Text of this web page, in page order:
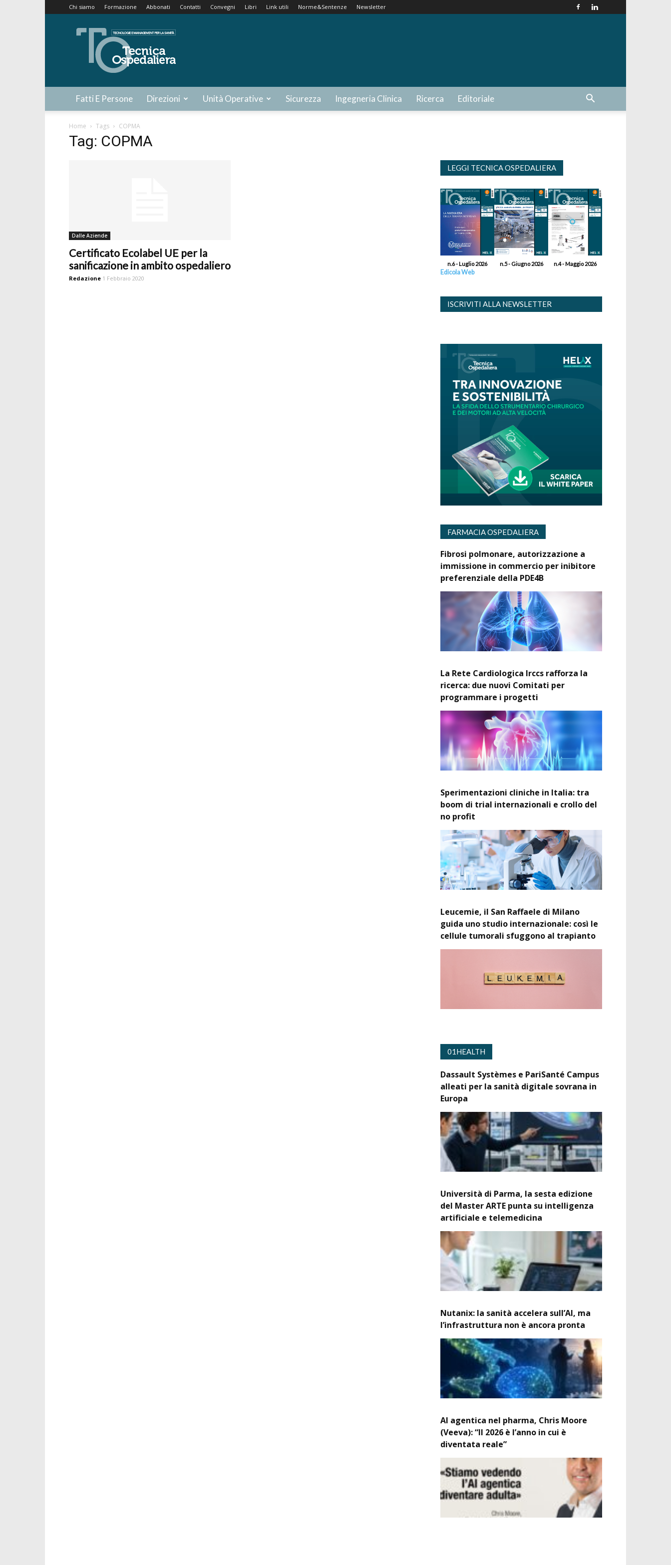
Chi siamo Formazione Abbonati Contatti Convegni Libri Link utili Norme&Sentenze Newsletter
Tecnica
Ospedaliera
Fatti E Persone Direzioni Unità Operative Sicurezza Ingegneria Clinica Ricerca Editoriale
Home Tags COPMA
Tag: COPMA
Dalle Aziende
Certificato Ecolabel UE per la
sanificazione in ambito ospedaliero
Redazione 1 Febbraio 2020
LEGGI TECNICA OSPEDALIERA
n.6 - Luglio 2026 n.5 - Giugno 2026 n.4 - Maggio 2026
Edicola Web
ISCRIVITI ALLA NEWSLETTER
FARMACIA OSPEDALIERA
Fibrosi polmonare, autorizzazione a
immissione in commercio per inibitore
preferenziale della PDE4B
La Rete Cardiologica Irccs rafforza la
ricerca: due nuovi Comitati per
programmare i progetti
Sperimentazioni cliniche in Italia: tra
boom di trial internazionali e crollo del
no profit
Leucemie, il San Raffaele di Milano
guida uno studio internazionale: così le
cellule tumorali sfuggono al trapianto
01HEALTH
Dassault Systèmes e PariSanté Campus
alleati per la sanità digitale sovrana in
Europa
Università di Parma, la sesta edizione
del Master ARTE punta su intelligenza
artificiale e telemedicina
Nutanix: la sanità accelera sull’AI, ma
l’infrastruttura non è ancora pronta
AI agentica nel pharma, Chris Moore
(Veeva): “Il 2026 è l’anno in cui è
diventata reale”